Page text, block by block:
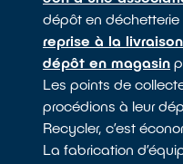
dépôt en déchetterie
reprise à la livraison
dépôt en magasin
Les points de
procédions à leur
Recycler, c’est
La fabrication